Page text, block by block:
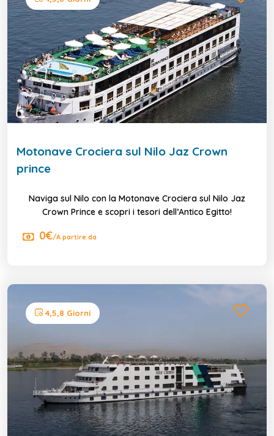
Motonave Crociera sul Nilo Jaz Crown
prince
Naviga sul Nilo con la Motonave Crociera sul Nilo Jaz
Crown Prince e scopri i tesori dell’Antico Egitto!
0€/A partire da
4,5,8 Giorni